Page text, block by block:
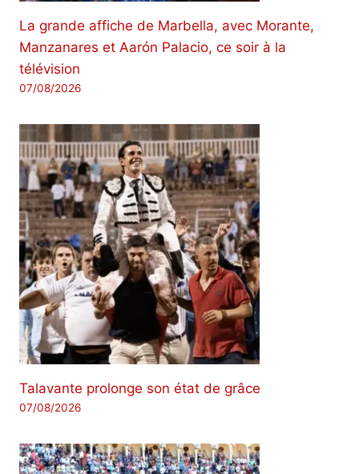
La grande affiche de Marbella, avec Morante,
Manzanares et Aarón Palacio, ce soir à la
télévision
07/08/2026
Talavante prolonge son état de grâce
07/08/2026